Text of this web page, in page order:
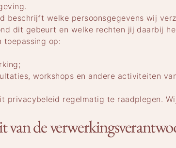
beschrijft welke persoonsgegevens wij
dit gebeurt en welke rechten jij daarbij
toepassing op:
workshops en andere activiteiten
privacybeleid regelmatig te raadplegen.
van de